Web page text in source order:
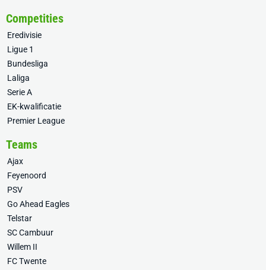
Competities
Eredivisie
Ligue 1
Bundesliga
Laliga
Serie A
EK-kwalificatie
Premier League
Teams
Ajax
Feyenoord
PSV
Go Ahead Eagles
Telstar
SC Cambuur
Willem II
FC Twente